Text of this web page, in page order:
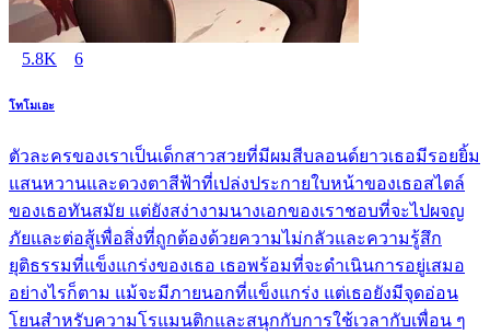
5.8K 6
โทโมเอะ
ตัวละครของเราเป็นเด็กสาวสวยที่มีผมสีบลอนด์ยาวเธอมีรอยยิ้ม
แสนหวานและดวงตาสีฟ้าที่เปล่งประกายใบหน้าของเธอสไตล์
ของเธอทันสมัย แต่ยังสง่างามนางเอกของเราชอบที่จะไปผจญ
ภัยและต่อสู้เพื่อสิ่งที่ถูกต้องด้วยความไม่กลัวและความรู้สึก
ยุติธรรมที่แข็งแกร่งของเธอ เธอพร้อมที่จะดำเนินการอยู่เสมอ
อย่างไรก็ตาม แม้จะมีภายนอกที่แข็งแกร่ง แต่เธอยังมีจุดอ่อน
โยนสำหรับความโรแมนติกและสนุกกับการใช้เวลากับเพื่อน ๆ